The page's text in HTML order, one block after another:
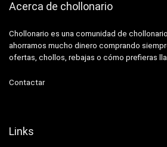
Acerca de chollonario
Chollonario es una comunidad de
ahorramos mucho dinero comprando
ofertas, chollos, rebajas o cómo prefieras
Contactar
Links